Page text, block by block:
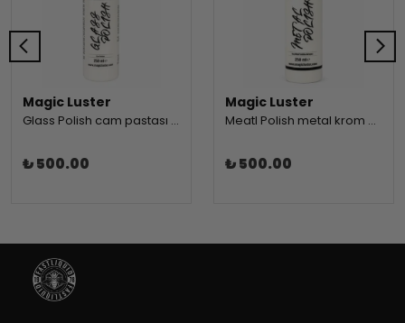
Magic Luster
Glass Polish cam pastası 250ml
₺ 500.00
Magic Luster
Meatl Polish metal krom pastası 250ml
₺ 500.00